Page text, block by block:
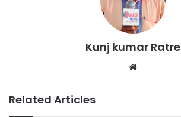
Kunj kumar Ratre
Related Articles